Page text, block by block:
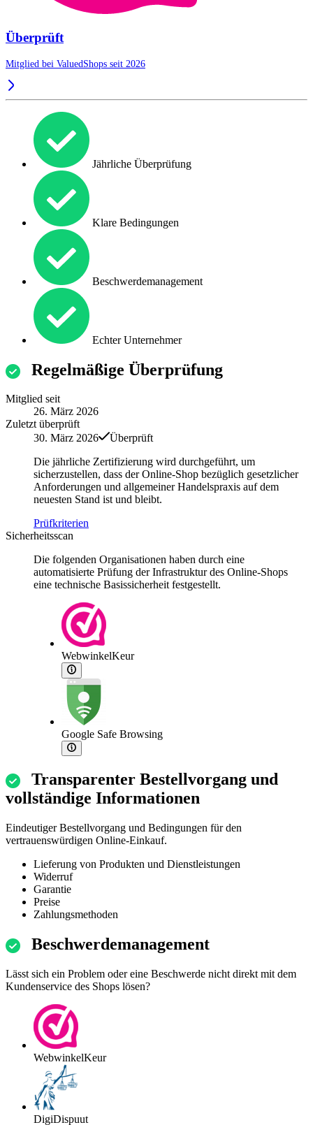
Überprüft
Mitglied bei ValuedShops seit 2026
Jährliche Überprüfung
Klare Bedingungen
Beschwerdemanagement
Echter Unternehmer
Regelmäßige Überprüfung
Mitglied seit
26. März 2026
Zuletzt überprüft
30. März 2026
Überprüft
Die jährliche Zertifizierung wird durchgeführt, um
sicherzustellen, dass der Online-Shop bezüglich gesetzlicher
Anforderungen und allgemeiner Handelspraxis auf dem
neuesten Stand ist und bleibt.
Prüfkriterien
Sicherheitsscan
Die folgenden Organisationen haben durch eine
automatisierte Prüfung der Infrastruktur des Online-Shops
eine technische Basissicherheit festgestellt.
WebwinkelKeur
Google Safe Browsing
Transparenter Bestellvorgang und
vollständige Informationen
Eindeutiger Bestellvorgang und Bedingungen für den
vertrauenswürdigen Online-Einkauf.
Lieferung von Produkten und Dienstleistungen
Widerruf
Garantie
Preise
Zahlungsmethoden
Beschwerdemanagement
Lässt sich ein Problem oder eine Beschwerde nicht direkt mit dem
Kundenservice des Shops lösen?
WebwinkelKeur
DigiDispuut